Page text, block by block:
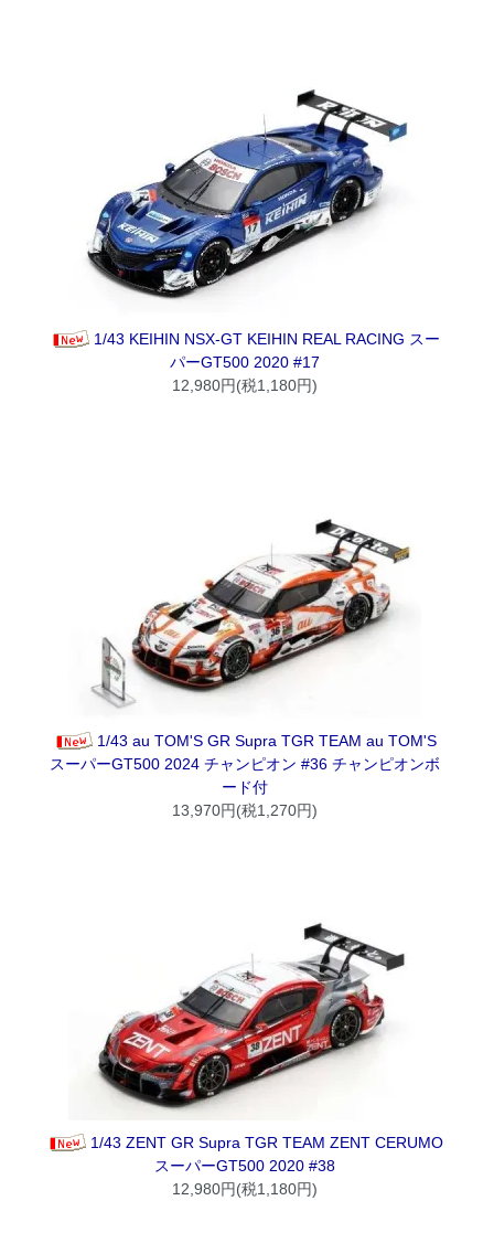
1/43 KEIHIN NSX-GT KEIHIN REAL RACING スー
パーGT500 2020 #17
12,980円(税1,180円)
1/43 au TOM'S GR Supra TGR TEAM au TOM'S
スーパーGT500 2024 チャンピオン #36 チャンピオンボ
ード付
13,970円(税1,270円)
1/43 ZENT GR Supra TGR TEAM ZENT CERUMO
スーパーGT500 2020 #38
12,980円(税1,180円)